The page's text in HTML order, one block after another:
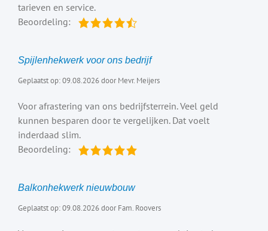
tarieven en service.
Beoordeling:
Spijlenhekwerk voor ons bedrijf
Geplaatst op: 09.08.2026 door Mevr. Meijers
Voor afrastering van ons bedrijfsterrein. Veel geld
kunnen besparen door te vergelijken. Dat voelt
inderdaad slim.
Beoordeling:
Balkonhekwerk nieuwbouw
Geplaatst op: 09.08.2026 door Fam. Roovers